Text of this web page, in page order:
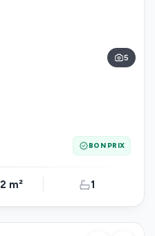
5
BON PRIX
m² 1